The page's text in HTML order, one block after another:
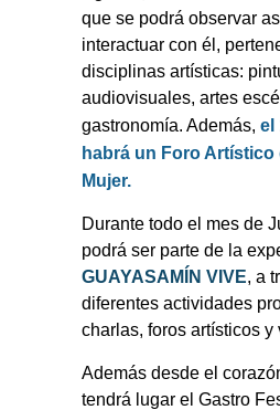
que se podrá observar
interactuar con él,
disciplinas artísticas:
audiovisuales, artes
gastronomía. Además, el
habrá un Foro Artístico
Mujer.
Durante todo el mes de
podrá ser parte de la
GUAYASAMÍN VIVE, a
diferentes actividades
charlas, foros artísticos y
Además desde el
tendrá lugar el Gastro